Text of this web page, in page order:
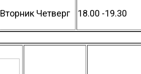
Вторник Четверг 18.00 -19.30